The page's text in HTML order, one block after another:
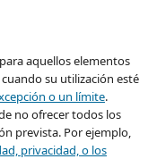
aquellos elementos
su utilización esté
o un límite.
no ofrecer todos los
prevista. Por ejemplo,
privacidad, o los